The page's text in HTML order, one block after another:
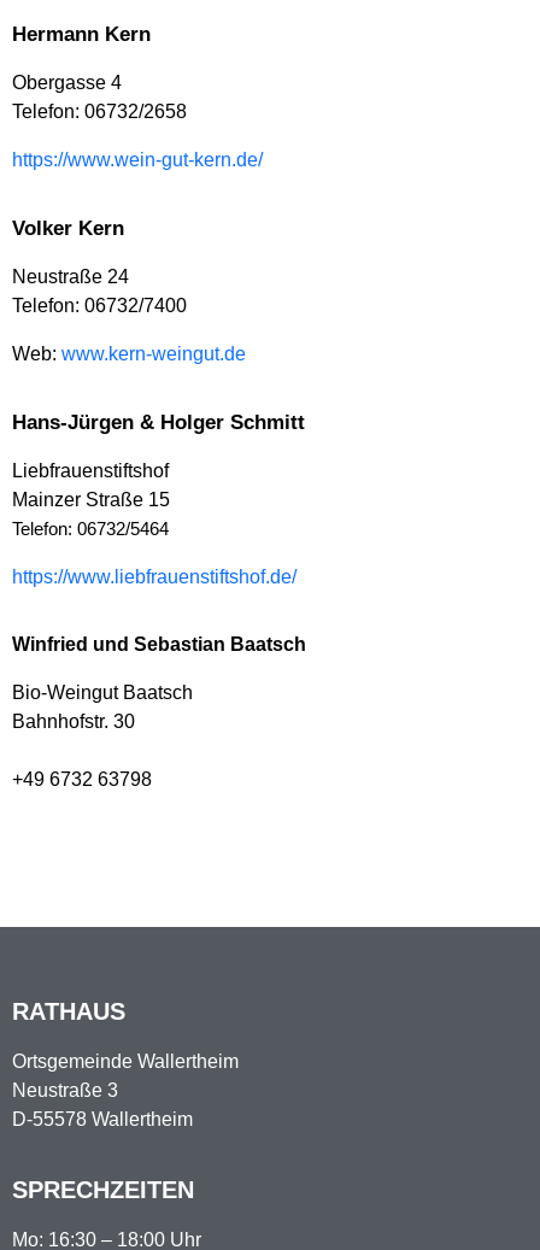
Hermann Kern
Obergasse 4
Telefon: 06732/2658
https://www.wein-gut-kern.de/
Volker Kern
Neustraße 24
Telefon: 06732/7400
Web: www.kern-weingut.de
Hans-Jürgen & Holger Schmitt
Liebfrauenstiftshof
Mainzer Straße 15
Telefon: 06732/5464
https://www.liebfrauenstiftshof.de/
Winfried und Sebastian Baatsch
Bio-Weingut Baatsch
Bahnhofstr. 30
+49 6732 63798
RATHAUS
Ortsgemeinde Wallertheim
Neustraße 3
D-55578 Wallertheim
SPRECHZEITEN
Mo: 16:30 – 18:00 Uhr